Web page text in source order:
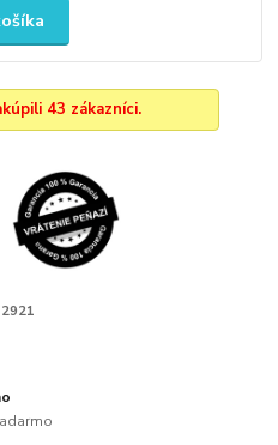
43 zákazníci.